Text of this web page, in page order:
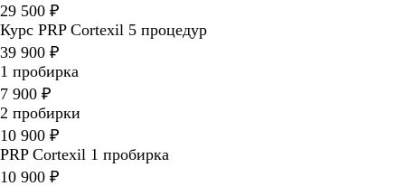
29 500 ₽
Курс PRP Cortexil 5 процедур
39 900 ₽
1 пробирка
7 900 ₽
2 пробирки
10 900 ₽
PRP Cortexil 1 пробирка
10 900 ₽